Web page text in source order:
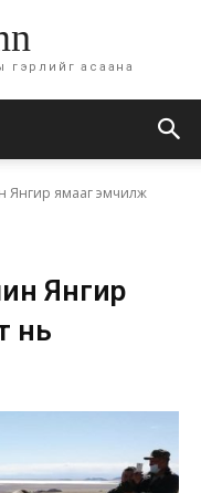
асаана
Янгир ямааг эмчилж
Янгир
нь